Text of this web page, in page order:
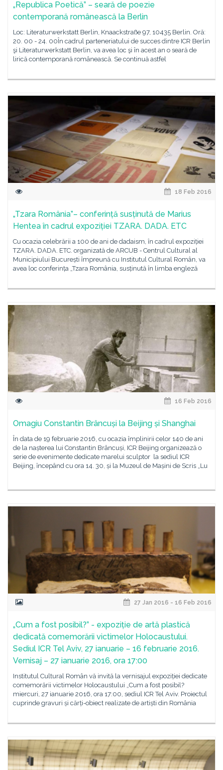
„Republica Poetică” – seară de poezie
contemporană românească la Berlin
Loc: Literaturwerkstatt Berlin, Knaackstraße 97, 10435 Berlin. Oră:
20. 00 - 24. 00În cadrul parteneriatului de succes dintre ICR Berlin
şi Literaturwerkstatt Berlin, va avea loc şi în acest an o seară de
lirică contemporană românească. Se continuă astfel
18 Feb 2016
„Tzara România”– conferință susținută de Marius
Hentea în cadrul expoziției TZARA. DADA. ETC
Cu ocazia celebrării a 100 de ani de dadaism, în cadrul expoziției
TZARA. DADA. ETC. organizată de ARCUB - Centrul Cultural al
Municipiului București împreună cu Institutul Cultural Român, va
avea loc conferința „Tzara România, susținută în limba engleză
16 Feb 2016
Omagiu Constantin Brâncuși la Beijing și Shanghai
În data de 19 februarie 2016, cu ocazia împlinirii celor 140 de ani
de la nașterea lui Constantin Brâncuși, ICR Beijing organizează o
serie de evenimente dedicate marelui sculptor la sediul ICR
Beijing, începând cu ora 14. 30, și la Muzeul de Mașini de Scris „Lu
27 Jan 2016 - 16 Feb 2016
„Cum a fost posibil?” - expoziție de artă plastică
dedicată comemorării victimelor Holocaustului.
Sediul ICR Tel Aviv, 27 ianuarie – 16 februarie 2016.
Vernisaj – 27 ianuarie 2016, ora 17:00
Institutul Cultural Român vă invită la vernisajul expoziției dedicate
comemorării victimelor Holocaustului „Cum a fost posibil?
miercuri, 27 ianuarie 2016, ora 17:00, sediul ICR Tel Aviv. Proiectul
cuprinde gravuri și cărți-obiect realizate de artiști din România